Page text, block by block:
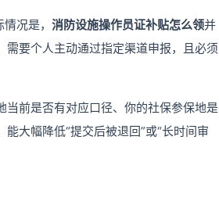
况是， 消防设施操作员证补贴怎么领并
要个人主动通过指定渠道申报，且必须
前是否有对应口径、你的社保参保地是
大幅降低“提交后被退回”或“长时间审